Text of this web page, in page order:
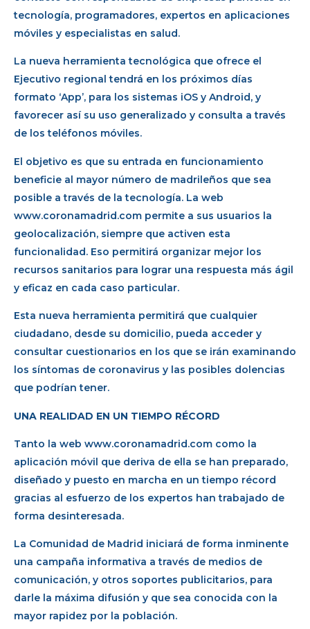
tecnología, programadores, expertos en aplicaciones
móviles y especialistas en salud.
La nueva herramienta tecnológica que ofrece el
Ejecutivo regional tendrá en los próximos días
formato ‘App’, para los sistemas iOS y Android, y
favorecer así su uso generalizado y consulta a través
de los teléfonos móviles.
El objetivo es que su entrada en funcionamiento
beneficie al mayor número de madrileños que sea
posible a través de la tecnología. La web
www.coronamadrid.com permite a sus usuarios la
geolocalización, siempre que activen esta
funcionalidad. Eso permitirá organizar mejor los
recursos sanitarios para lograr una respuesta más ágil
y eficaz en cada caso particular.
Esta nueva herramienta permitirá que cualquier
ciudadano, desde su domicilio, pueda acceder y
consultar cuestionarios en los que se irán examinando
los síntomas de coronavirus y las posibles dolencias
que podrían tener.
UNA REALIDAD EN UN TIEMPO RÉCORD
Tanto la web www.coronamadrid.com como la
aplicación móvil que deriva de ella se han preparado,
diseñado y puesto en marcha en un tiempo récord
gracias al esfuerzo de los expertos han trabajado de
forma desinteresada.
La Comunidad de Madrid iniciará de forma inminente
una campaña informativa a través de medios de
comunicación, y otros soportes publicitarios, para
darle la máxima difusión y que sea conocida con la
mayor rapidez por la población.